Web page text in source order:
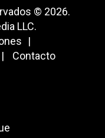
© 2026.
LLC.
Contacto